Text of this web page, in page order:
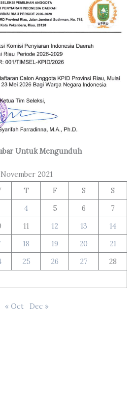
Untuk Mengunduh
November 2021
T F S
S
4 5 6
7
11 12 13
14
18 19 20
21
25 26 27
28
« Oct Dec »